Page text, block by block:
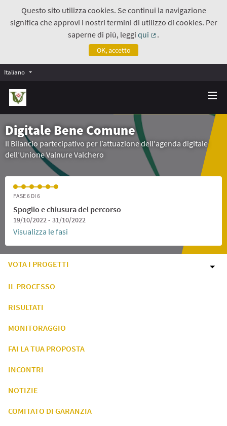
Questo sito utilizza cookies. Se continui la navigazione
significa che approvi i nostri termini di utilizzo di cookies. Per
saperne di più, leggiqui
.
OK, accetto
Italiano
Digitale Bene Comune
Il Bilancio partecipativo per l’attuazione dell'agenda digitale
dell’Unione Valnure Valchero
FASE 6 DI 6
Spoglio e chiusura del percorso
19/10/2022 - 31/10/2022
Visualizza le fasi
VOTA I PROGETTI
IL PROCESSO
RISULTATI
MONITORAGGIO
FAI LA TUA PROPOSTA
INCONTRI
NOTIZIE
COMITATO DI GARANZIA